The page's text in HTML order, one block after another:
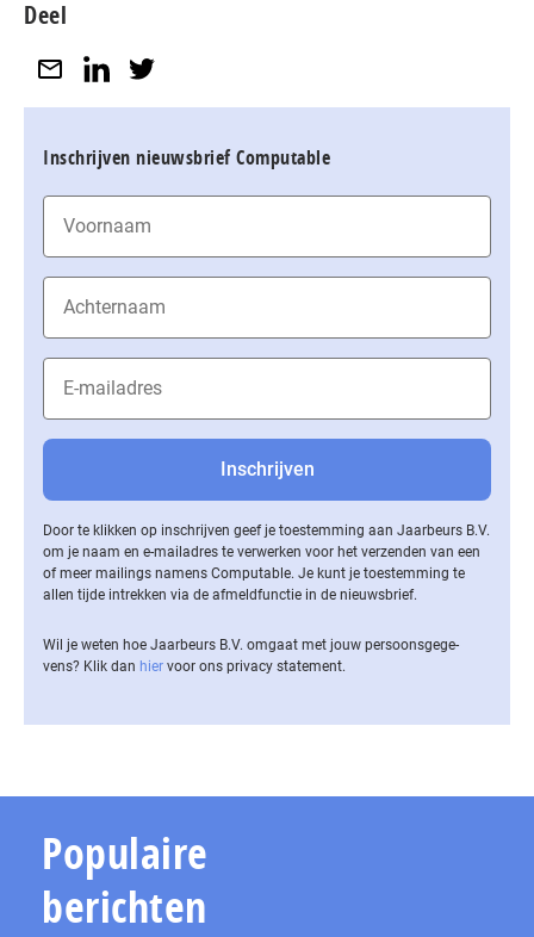
Deel
Inschrijven nieuwsbrief Computable
Door te klikken op inschrijven geef je toestemming aan Jaarbeurs B.V.
om je naam en e-mailadres te verwerken voor het verzenden van een
of meer mailings namens Computable. Je kunt je toestemming te
allen tijde intrekken via de af­meld­func­tie in de nieuwsbrief.
Wil je weten hoe Jaarbeurs B.V. omgaat met jouw per­soons­ge­ge­
vens? Klik dan hier voor ons privacy statement.
Populaire
berichten